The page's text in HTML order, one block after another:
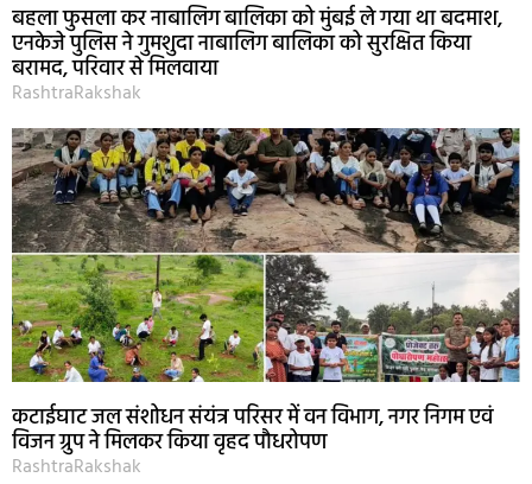
बहला फुसला कर नाबालिग बालिका को मुंबई ले गया था बदमाश,
एनकेजे पुलिस ने गुमशुदा नाबालिग बालिका को सुरक्षित किया
बरामद, परिवार से मिलवाया
RashtraRakshak
कटाईघाट जल संशोधन संयंत्र परिसर में वन विभाग, नगर निगम एवं
विजन ग्रुप ने मिलकर किया वृहद पौधरोपण
RashtraRakshak